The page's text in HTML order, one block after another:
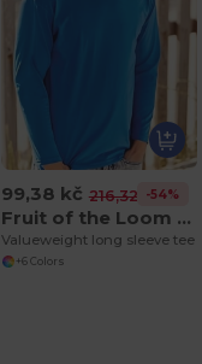
99,38 kč 216,32 kč-54%
Fruit of the Loom SS032
Valueweight long sleeve tee
+6 Colors